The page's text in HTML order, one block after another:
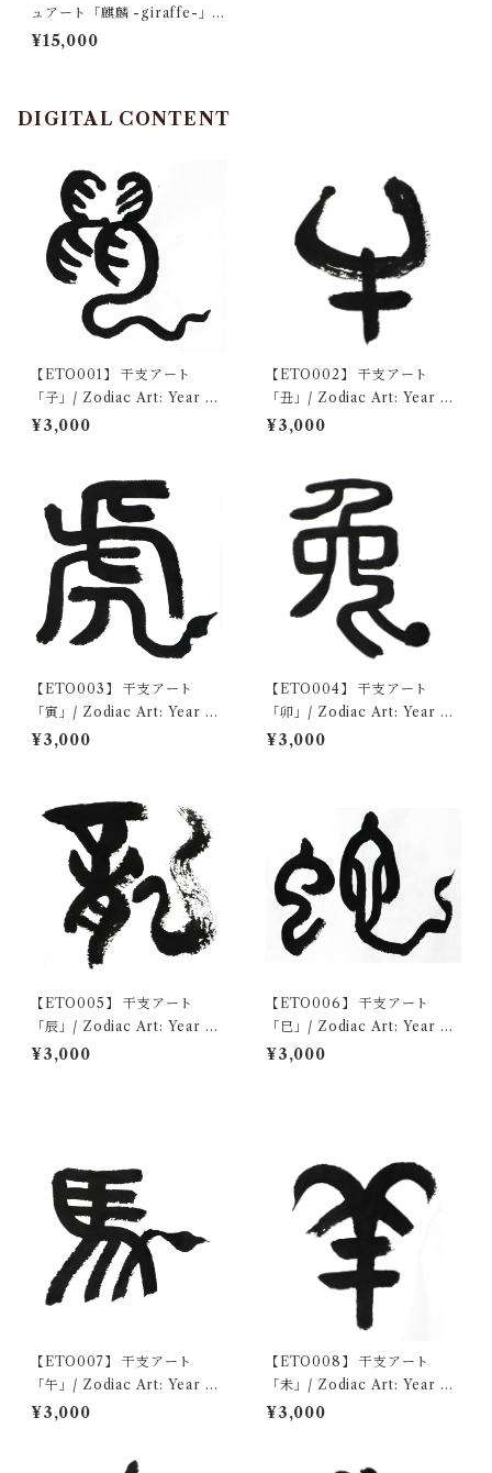
ュアート「麒麟 -giraffe-」
Color Brush Art "Kirin -Th
¥15,000
DIGITAL CONTENT
【ETO001】 干支アート
「子」/ Zodiac Art: Year of
the Rat デジタルコンテンツ/
¥3,000
【ETO002】 干支アート
「丑」/ Zodiac Art: Year of
the Ox デジタルコンテンツ/
¥3,000
【ETO003】 干支アート
「寅」/ Zodiac Art: Year of
the Tiger デジタルコンテン
¥3,000
【ETO004】 干支アート
「卯」/ Zodiac Art: Year of
the Rabbit デジタルコンテ
¥3,000
【ETO005】 干支アート
「辰」/ Zodiac Art: Year of
the Dragon デジタルコンテ
¥3,000
【ETO006】 干支アート
「巳」/ Zodiac Art: Year of
the Snake デジタルコンテン
¥3,000
【ETO007】 干支アート
「午」/ Zodiac Art: Year of
the Horse デジタルコンテ
¥3,000
【ETO008】 干支アート
「未」/ Zodiac Art: Year of
the Ram デジタルコンテン
¥3,000